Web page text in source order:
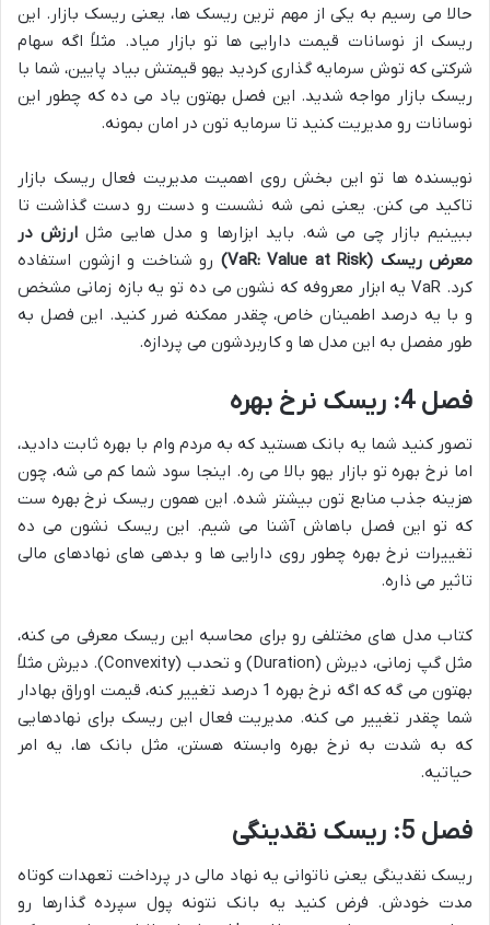
حالا می رسیم به یکی از مهم ترین ریسک ها، یعنی ریسک بازار. این
ریسک از نوسانات قیمت دارایی ها تو بازار میاد. مثلاً اگه سهام
شرکتی که توش سرمایه گذاری کردید یهو قیمتش بیاد پایین، شما با
ریسک بازار مواجه شدید. این فصل بهتون یاد می ده که چطور این
نوسانات رو مدیریت کنید تا سرمایه تون در امان بمونه.
نویسنده ها تو این بخش روی اهمیت مدیریت فعال ریسک بازار
تاکید می کنن. یعنی نمی شه نشست و دست رو دست گذاشت تا
ببینیم بازار چی می شه. باید ابزارها و مدل هایی مثل ارزش در
معرض ریسک (VaR: Value at Risk)
رو شناخت و ازشون استفاده
کرد. VaR یه ابزار معروفه که نشون می ده تو یه بازه زمانی مشخص
و با یه درصد اطمینان خاص، چقدر ممکنه ضرر کنید. این فصل به
طور مفصل به این مدل ها و کاربردشون می پردازه.
فصل 4: ریسک نرخ بهره
تصور کنید شما یه بانک هستید که به مردم وام با بهره ثابت دادید،
اما نرخ بهره تو بازار یهو بالا می ره. اینجا سود شما کم می شه، چون
هزینه جذب منابع تون بیشتر شده. این همون ریسک نرخ بهره ست
که تو این فصل باهاش آشنا می شیم. این ریسک نشون می ده
تغییرات نرخ بهره چطور روی دارایی ها و بدهی های نهادهای مالی
تاثیر می ذاره.
کتاب مدل های مختلفی رو برای محاسبه این ریسک معرفی می کنه،
مثل گپ زمانی، دیرش (Duration) و تحدب (Convexity). دیرش مثلاً
بهتون می گه که اگه نرخ بهره 1 درصد تغییر کنه، قیمت اوراق بهادار
شما چقدر تغییر می کنه. مدیریت فعال این ریسک برای نهادهایی
که به شدت به نرخ بهره وابسته هستن، مثل بانک ها، یه امر
حیاتیه.
فصل 5: ریسک نقدینگی
ریسک نقدینگی یعنی ناتوانی یه نهاد مالی در پرداخت تعهدات کوتاه
مدت خودش. فرض کنید یه بانک نتونه پول سپرده گذارها رو